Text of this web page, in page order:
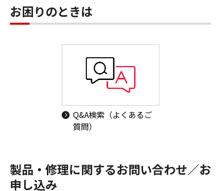
お困りのときは
Q&A検索（よくあるご
質問）
製品・修理に関するお問い合わせ／お
申し込み